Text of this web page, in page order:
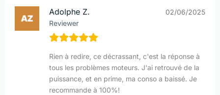
Adolphe Z.
Reviewer
02/06/2025
Rien à redire, ce décrassant, c'est la réponse à
tous les problèmes moteurs. J'ai retrouvé de la
puissance, et en prime, ma conso a baissé. Je
recommande à 100%!